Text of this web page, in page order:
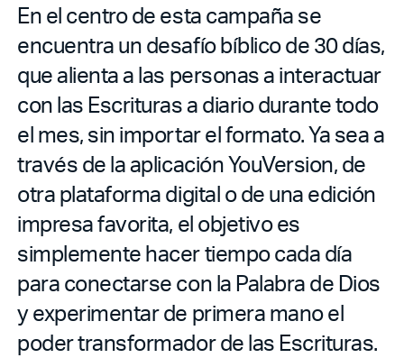
En el centro de esta campaña se
encuentra un desafío bíblico de 30 días,
que alienta a las personas a interactuar
con las Escrituras a diario durante todo
el mes, sin importar el formato. Ya sea a
través de la aplicación YouVersion, de
otra plataforma digital o de una edición
impresa favorita, el objetivo es
simplemente hacer tiempo cada día
para conectarse con la Palabra de Dios
y experimentar de primera mano el
poder transformador de las Escrituras.